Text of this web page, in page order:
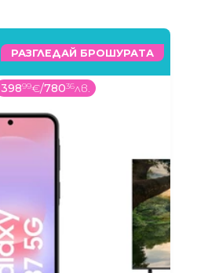
РАЗГЛЕДАЙ БРОШУРАТА
39899€/78036лв.